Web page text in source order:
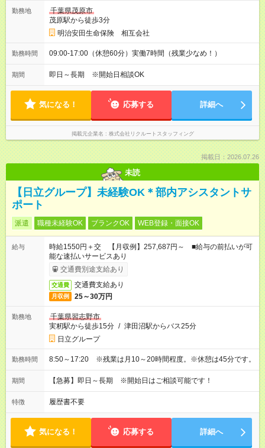
勤務地
千葉県茂原市
茂原駅から徒歩3分
明治安田生命保険 相互会社
勤務時間 09:00-17:00（休憩60分）実働7時間（残業少なめ！）
期間 即日～長期 ※開始日相談OK
気になる！ 応募する 詳細へ
掲載元企業名 株式会社リクルートスタッフィング
掲載日：2026.07.26
未読
【日立グループ】未経験OK＊部内アシスタントサ
ポート
派遣 職種未経験OK ブランクOK WEB登録・面接OK
給与
時給1550円＋交 【月収例】257,687円～ ■給与の前払いが可
能な速払いサービスあり
交通費別途支給あり
交通費 交通費支給あり
月収例 25～30万円
勤務地
千葉県習志野市
実籾駅から徒歩15分 / 津田沼駅からバス25分
日立グループ
勤務時間 8:50～17:20 ※残業は月10～20時間程度。※休憩は45分です。
期間 【急募】即日～長期 ※開始日はご相談可能です！
特徴 履歴書不要
気になる！ 応募する 詳細へ